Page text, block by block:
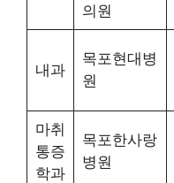
의원
내과
목포현대병
원
마취
통증
학과
목포한사랑
병원